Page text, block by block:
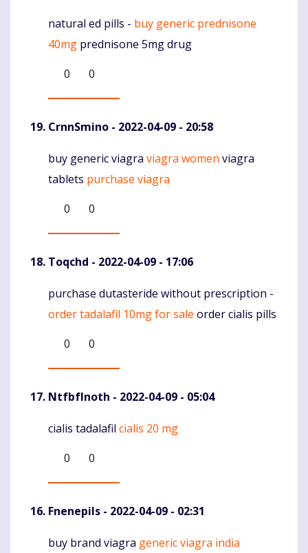
Komentaras
natural ed pills - buy generic prednisone
40mg prednisone 5mg drug
0
0
CrnnSmino - 2022-04-09 - 20:58
Komentaras
buy generic viagra viagra women viagra
tablets purchase viagra
0
0
Toqchd - 2022-04-09 - 17:06
Komentaras
purchase dutasteride without prescription -
order tadalafil 10mg for sale order cialis pills
0
0
NtfbfInoth - 2022-04-09 - 05:04
Komentaras
cialis tadalafil cialis 20 mg
0
0
Fnenepils - 2022-04-09 - 02:31
Komentaras
buy brand viagra generic viagra india